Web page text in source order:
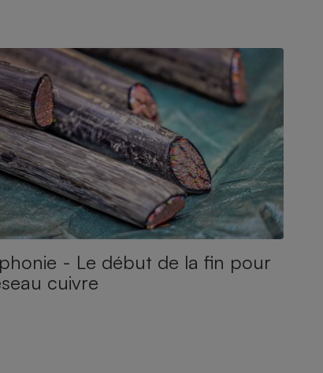
- Le début de la fin pour
cuivre